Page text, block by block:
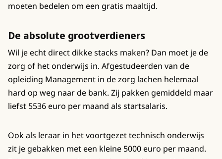
moeten bedelen om een gratis maaltijd.
De absolute grootverdieners
Wil je echt direct dikke stacks maken? Dan moet je de
zorg of het onderwijs in. Afgestudeerden van de
opleiding Management in de zorg lachen helemaal
hard op weg naar de bank. Zij pakken gemiddeld maar
liefst 5536 euro per maand als startsalaris.
Ook als leraar in het voortgezet technisch onderwijs
zit je gebakken met een kleine 5000 euro per maand.